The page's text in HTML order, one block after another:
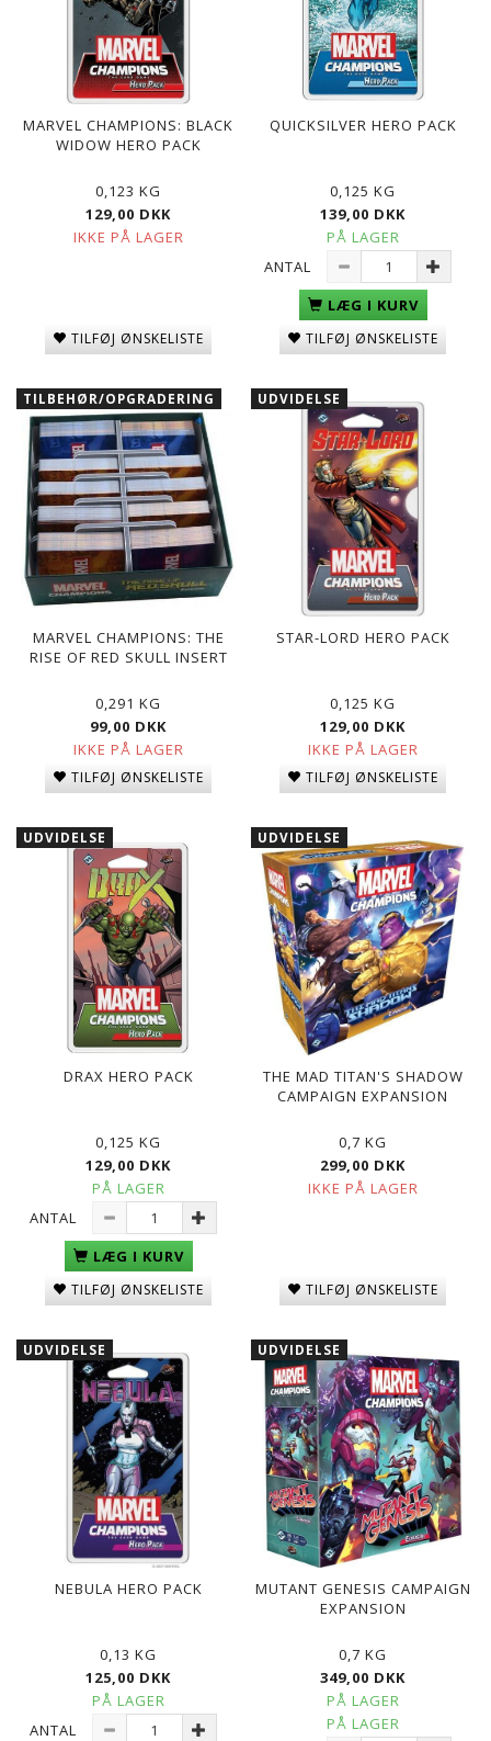
MARVEL CHAMPIONS: BLACK
WIDOW HERO PACK
0,123 KG
129,00 DKK
IKKE PÅ LAGER
TILFØJ ØNSKELISTE
QUICKSILVER HERO PACK
0,125 KG
139,00 DKK
PÅ LAGER
ANTAL
LÆG I KURV
TILFØJ ØNSKELISTE
TILBEHØR/OPGRADERING
MARVEL CHAMPIONS: THE
RISE OF RED SKULL INSERT
0,291 KG
99,00 DKK
IKKE PÅ LAGER
TILFØJ ØNSKELISTE
UDVIDELSE
STAR-LORD HERO PACK
0,125 KG
129,00 DKK
IKKE PÅ LAGER
TILFØJ ØNSKELISTE
UDVIDELSE
DRAX HERO PACK
0,125 KG
129,00 DKK
PÅ LAGER
ANTAL
LÆG I KURV
TILFØJ ØNSKELISTE
UDVIDELSE
THE MAD TITAN'S SHADOW
CAMPAIGN EXPANSION
0,7 KG
299,00 DKK
IKKE PÅ LAGER
TILFØJ ØNSKELISTE
UDVIDELSE
NEBULA HERO PACK
0,13 KG
125,00 DKK
PÅ LAGER
ANTAL
UDVIDELSE
MUTANT GENESIS CAMPAIGN
EXPANSION
0,7 KG
349,00 DKK
PÅ LAGER
PÅ LAGER